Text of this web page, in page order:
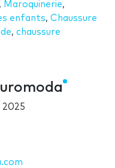
, Maroquinerie,
enfants, Chaussure
, chaussure
2025